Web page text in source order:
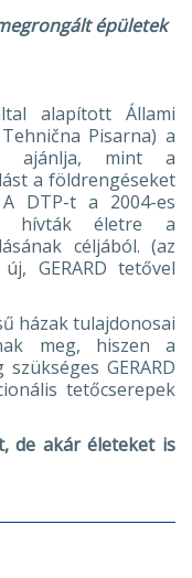
épületek
alapított Állami
Pisarna) a
ajánlja, mint a
a földrengéseket
DTP-t a 2004-es
hívták életre a
céljából. (az
GERARD tetővel
házak tulajdonosai
meg, hiszen a
GERARD
tetőcserepek
de akár életeket is